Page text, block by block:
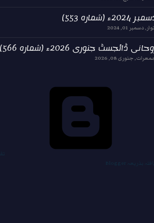
2024ء (شمارہ 553)
دسمبر 01, 2024
ڈائجسٹ جنوری 2026ء (شمارہ 566)
جنوری 08, 2026